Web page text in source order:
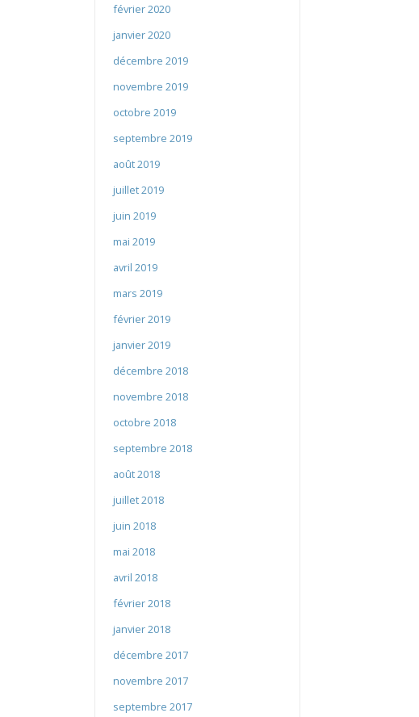
février 2020
janvier 2020
décembre 2019
novembre 2019
octobre 2019
septembre 2019
août 2019
juillet 2019
juin 2019
mai 2019
avril 2019
mars 2019
février 2019
janvier 2019
décembre 2018
novembre 2018
octobre 2018
septembre 2018
août 2018
juillet 2018
juin 2018
mai 2018
avril 2018
février 2018
janvier 2018
décembre 2017
novembre 2017
septembre 2017